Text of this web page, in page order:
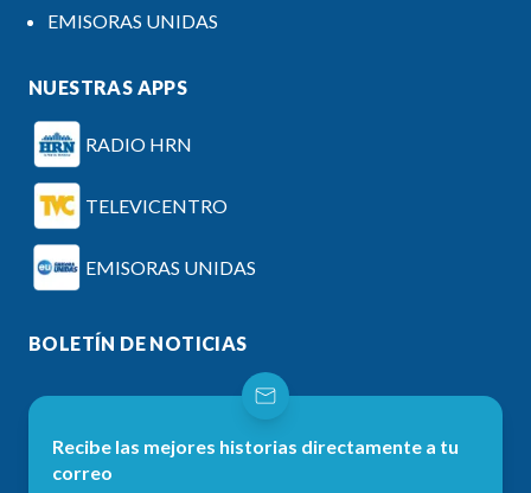
EMISORAS UNIDAS
NUESTRAS APPS
RADIO HRN
TELEVICENTRO
EMISORAS UNIDAS
BOLETÍN DE NOTICIAS
Recibe las mejores historias directamente a tu
correo